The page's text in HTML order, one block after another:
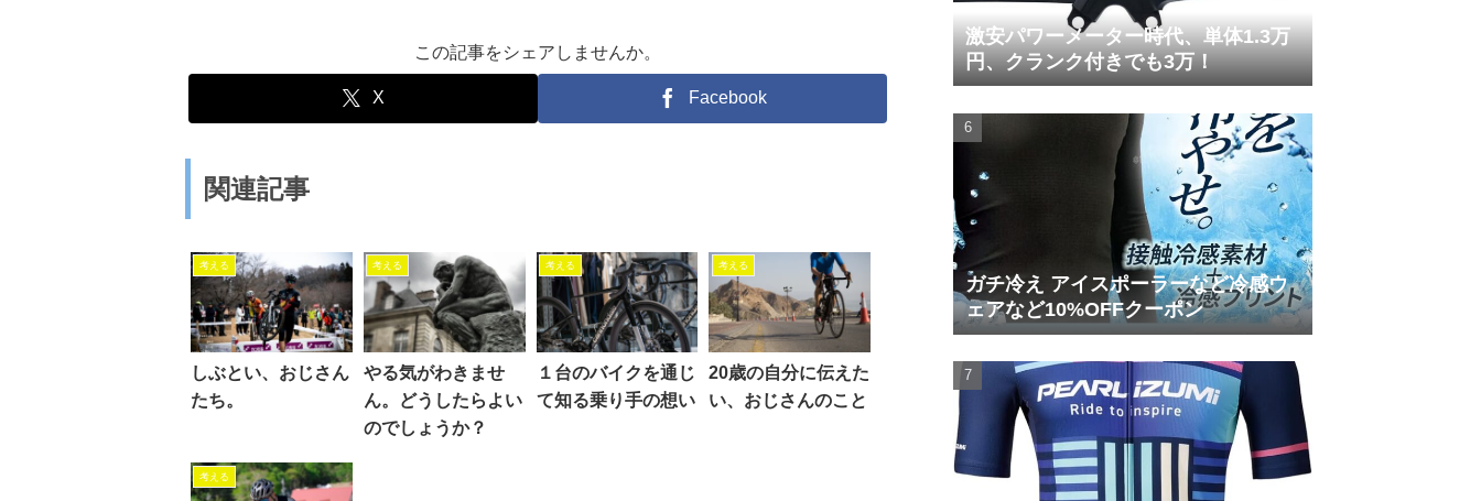
この記事をシェアしませんか。
X Facebook
関連記事
考える
しぶとい、おじさん
たち。
考える
やる気がわきませ
ん。どうしたらよい
のでしょうか？
考える
１台のバイクを通じ
て知る乗り手の想い
考える
20歳の自分に伝えた
い、おじさんのこと
考える
激安パワーメーター時代、単体1.3万
円、クランク付きでも3万！
ガチ冷え アイスポーラーなど冷感ウ
ェアなど10%OFFクーポン